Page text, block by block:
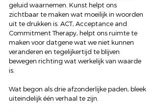
geluid waarnemen. Kunst helpt ons
zichtbaar te maken wat moeilijk in woorden
uit te drukken is. ACT, Acceptance and
Commitment Therapy, helpt ons ruimte te
maken voor datgene wat we niet kunnen
veranderen en tegelijkertijd te blijven
bewegen richting wat werkelijk van waarde
is.
Wat begon als drie afzonderlijke paden, bleek
uiteindelijk één verhaal te zijn.